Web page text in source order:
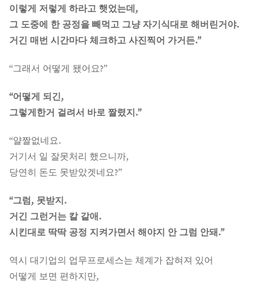
이렇게 저렇게 하라고 햇었는데,
그 도중에 한 공정을 빼먹고 그냥 자기식대로 해버린거야.
거긴 매번 시간마다 체크하고 사진찍어 가거든.”
“그래서 어떻게 됐어요?”
“어떻게 되긴,
그렇게한거 걸려서 바로 짤렸지.”
“얄짤없네요.
거기서 일 잘못처리 했으니까,
당연히 돈도 못받았겟네요?”
“그럼, 못받지.
거긴 그런거는 칼 같애.
시킨대로 딱딱 공정 지켜가면서 해야지 안 그럼 안돼.”
역시 대기업의 업무프로세스는 체계가 잡혀져 있어
어떻게 보면 편하지만,